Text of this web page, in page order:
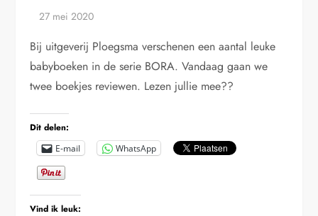
Bij uitgeverij Ploegsma verschenen een aantal leuke
babyboeken in de serie BORA. Vandaag gaan we
twee boekjes reviewen. Lezen jullie mee??
Dit delen:
E-mail WhatsApp
Vind ik leuk: